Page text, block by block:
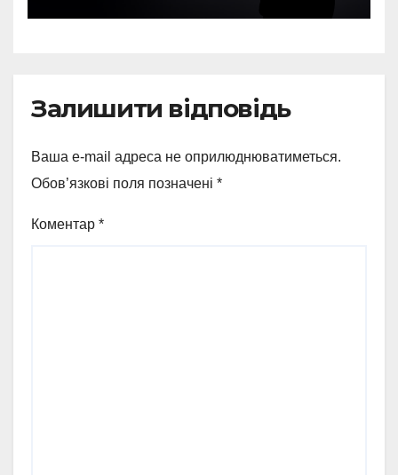
Залишити відповідь
Ваша e-mail адреса не оприлюднюватиметься.
Обов’язкові поля позначені *
Коментар *